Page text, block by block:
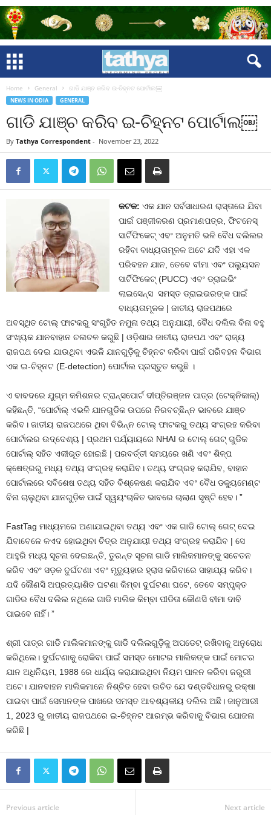
Home General ଗାଡି ଯାଞ୍ଚ କରିବ ଇ-ଚିହ୍ନଟ ପୋର୍ଟାଲ￼
NEWS IN ODIA GENERAL
ଗାଡି ଯାଞ୍ଚ କରିବ ଇ-ଚିହ୍ନଟ ପୋର୍ଟାଲ￼
By Tathya Correspondent - November 23, 2022
କଟକ: ଏକ ଯାନ ସର୍ବସାଧାରଣ ରାସ୍ତାରେ ଯିବା
ପାଇଁ ପଞ୍ଜୀକରଣ ପ୍ରମାଣପତ୍ର, ଫିଟନେସ୍
ସାର୍ଟିଫିକେଟ୍ ଏବଂ ଅନୁମତି ଭଳି ବୈଧ ଦଲିଲର
ରହିବା ବାଧ୍ୟତାମୂଳକ ଅଟେ ଯଦି ଏହା ଏକ
ପରିବହନ ଯାନ, ତେବେ ବୀମା ଏବଂ ପଲ୍ୟୁସନ
ସାର୍ଟିଫିକେଟ୍ (PUCC) ଏବଂ ଡ୍ରାଇଭିଂ
ଲାଇସେନ୍ସ ସମସ୍ତ ଡ୍ରାଇଭରଙ୍କ ପାଇଁ
ବାଧ୍ୟତାମୂଳକ | ଜାତୀୟ ରାଜପଥରେ
ଅବସ୍ଥିତ ଟୋଲ୍ ଫାଟକରୁ ସଂଗୃହିତ ନମୁନା ତଥ୍ୟ ଅନୁଯାୟୀ, ବୈଧ ଦଲିଲ ବିନା ବହୁ
ସଂଖ୍ୟକ ଯାନବାହାନ ଚଳାଚଳ କରୁଛି | ଓଡ଼ିଶାର ଜାତୀୟ ରାଜପଥ ଏବଂ ରାଜ୍ୟ
ରାଜପଥ ଦେଇ ଯାଉଥିବା ଏଭଳି ଯାନଗୁଡ଼ିକୁ ଚିହ୍ନଟ କରିବା ପାଇଁ ପରିବହନ ବିଭାଗ
ଏକ ଇ-ଚିହ୍ନଟ (E-detection) ପୋର୍ଟାଲ ପ୍ରସ୍ତୁତ କରୁଛି ।
ଏ ବାବଦରେ ଯୁଗ୍ମ କମିଶନର ଟ୍ରାନ୍ସପୋର୍ଟ ଦୀପ୍ତିରଞ୍ଜନ ପାତ୍ର (ଟେକ୍ନିକାଲ୍)
କହିଛନ୍ତି, “ପୋର୍ଟାଲ୍ ଏଭଳି ଯାନଗୁଡିକ ଉପରେ ନିରବଚ୍ଛିନ୍ନ ଭାବରେ ଯାଞ୍ଚ
କରିବ। ଜାତୀୟ ରାଜପଥରେ ଥିବା ବିଭିନ୍ନ ଟୋଲ୍ ଫାଟକରୁ ତଥ୍ୟ ସଂଗ୍ରହ କରିବା
ପୋର୍ଟାଲର ଉଦ୍ଦେଶ୍ୟ | ପ୍ରଥମ ପର୍ଯ୍ୟାୟରେ NHAI ର ଟୋଲ୍ ଗେଟ୍ ଗୁଡିକ
ପୋର୍ଟାଲ୍ ସହିତ ଏକୀଭୂତ ହୋଇଛି | ପରବର୍ତ୍ତୀ ସମୟରେ ଖଣି ଏବଂ ଶିଳ୍ପ
କ୍ଷେତ୍ରରୁ ମଧ୍ୟ ତଥ୍ୟ ସଂଗ୍ରହ କରାଯିବ। ତଥ୍ୟ ସଂଗ୍ରହ କରାଯିବ, ବାହାନ
ପୋର୍ଟାଲରେ ସବିଶେଷ ତଥ୍ୟ ସହିତ ବିଶ୍ଳେଷଣ କରାଯିବ ଏବଂ ବୈଧ ଡକ୍ୟୁମେଣ୍ଟ
ବିନା ଚାଲୁଥିବା ଯାନଗୁଡ଼ିକ ପାଇଁ ସ୍ୱୟଂଚାଳିତ ଭାବରେ ଚାଲାଣ ସୃଷ୍ଟି ହେବ। ”
FastTag ମାଧ୍ୟମରେ ଅଣାଯାଇଥିବା ତଥ୍ୟ ଏବଂ ଏକ ଗାଡି ଟୋଲ୍ ଗେଟ୍ ଦେଇ
ଯିବାବେଳେ କଏଦ ହୋଇଥିବା ଚିତ୍ର ଅନୁଯାୟୀ ତଥ୍ୟ ସଂଗ୍ରହ କରାଯିବ | ସେ
ଆହୁରି ମଧ୍ୟ ସୂଚନା ଦେଇଛନ୍ତି, ତୁରନ୍ତ ସୂଚନା ଗାଡି ମାଲିକମାନଙ୍କୁ ସଚେତନ
କରିବ ଏବଂ ସଡ଼କ ଦୁର୍ଘଟଣା ଏବଂ ମୃତ୍ୟୁହାର ହ୍ରାସ କରିବାରେ ସାହାଯ୍ୟ କରିବ।
ଯଦି କୌଣସି ଅପ୍ରତ୍ୟାଶିତ ଘଟଣା କିମ୍ବା ଦୁର୍ଘଟଣା ଘଟେ, ତେବେ ସମ୍ପୃକ୍ତ
ଗାଡିର ବୈଧ ଦଲିଲ ନଥିଲେ ଗାଡି ମାଲିକ କିମ୍ବା ପୀଡିତା କୌଣସି ବୀମା ଦାବି
ପାଇବେ ନାହିଁ। ”
ଶ୍ରୀ ପାତ୍ର ଗାଡି ମାଲିକମାନଙ୍କୁ ଗାଡି ଦଲିଲଗୁଡ଼ିକୁ ଅପଡେଟ୍ ରଖିବାକୁ ଅନୁରୋଧ
କରିଥିଲେ। ଦୁର୍ଘଟଣାକୁ ରୋକିବା ପାଇଁ ସମସ୍ତ ମୋଟର ମାଲିକଙ୍କ ପାଇଁ ମୋଟର
ଯାନ ଅଧିନିୟମ, 1988 ରେ ଧାର୍ଯ୍ୟ କରାଯାଇଥିବା ନିୟମ ପାଳନ କରିବା ଜରୁରୀ
ଅଟେ। ଯାନବାହନ ମାଲିକମାନେ ନିଶ୍ଚିତ ହେବା ଉଚିତ ଯେ ଦଣ୍ଡବିଧାନରୁ ରକ୍ଷା
ପାଇବା ପାଇଁ ସେମାନଙ୍କ ପାଖରେ ସମସ୍ତ ଆବଶ୍ୟକୀୟ ଦଲିଲ ଅଛି। ଜାନୁଆରୀ
1, 2023 ରୁ ଜାତୀୟ ରାଜପଥରେ ଇ-ଚିହ୍ନଟ ଆରମ୍ଭ କରିବାକୁ ବିଭାଗ ଯୋଜନା
କରିଛି |
Previous article Next article